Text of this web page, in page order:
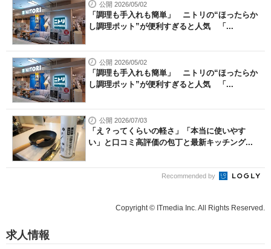
公開 2026/05/02
「調理も手入れも簡単」 ニトリの“ほったらか
し調理ポット”が便利すぎると人気 「...
公開 2026/05/02
「調理も手入れも簡単」 ニトリの“ほったらか
し調理ポット”が便利すぎると人気 「...
公開 2026/07/03
「え？ってくらいの軽さ」「本当に使いやす
い」と口コミ高評価の包丁と最新キッチング...
Recommended by
Copyright © ITmedia Inc. All Rights Reserved.
求人情報